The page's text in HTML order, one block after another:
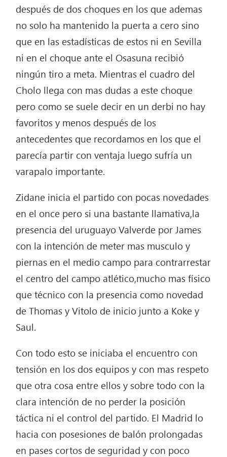
después de dos choques en los que ademas
no solo ha mantenido la puerta a cero sino
que en las estadísticas de estos ni en Sevilla
ni en el choque ante el Osasuna recibió
ningún tiro a meta. Mientras el cuadro del
Cholo llega con mas dudas a este choque
pero como se suele decir en un derbi no hay
favoritos y menos después de los
antecedentes que recordamos en los que el
parecía partir con ventaja luego sufría un
varapalo importante.
Zidane inicia el partido con pocas novedades
en el once pero si una bastante llamativa,la
presencia del uruguayo Valverde por James
con la intención de meter mas musculo y
piernas en el medio campo para contrarrestar
el centro del campo atlético,mucho mas físico
que técnico con la presencia como novedad
de Thomas y Vitolo de inicio junto a Koke y
Saul.
Con todo esto se iniciaba el encuentro con
tensión en los dos equipos y con mas respeto
que otra cosa entre ellos y sobre todo con la
clara intención de no perder la posición
táctica ni el control del partido. El Madrid lo
hacia con posesiones de balón prolongadas
en pases cortos de seguridad y con poco